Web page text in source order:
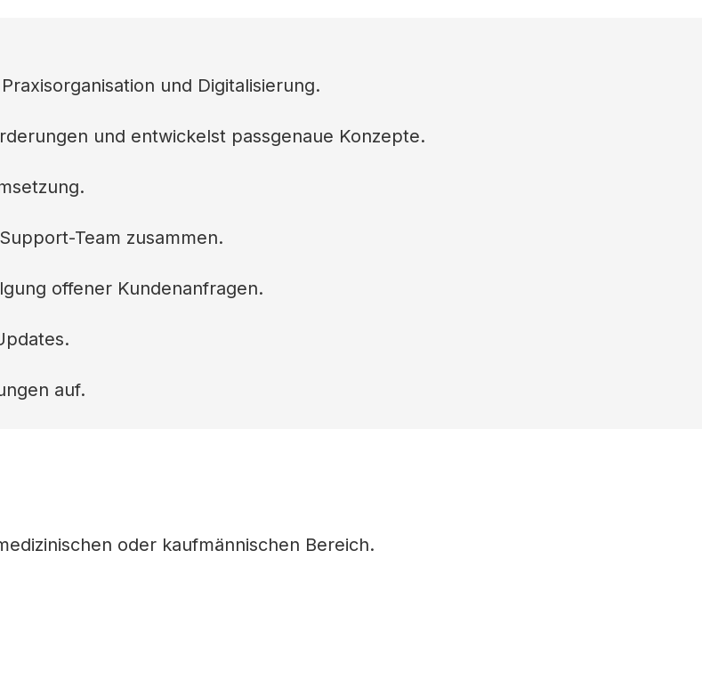
und Digitalisierung.
und entwickelst passgenaue Konzepte.
Team zusammen.
offener Kundenanfragen.
auf.
oder kaufmännischen Bereich.